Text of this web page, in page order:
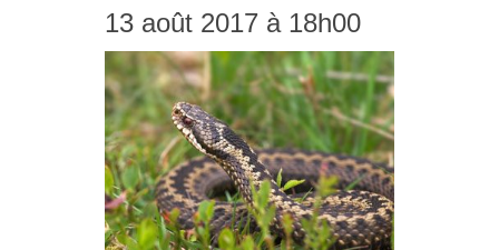
13 août 2017 à 18h00